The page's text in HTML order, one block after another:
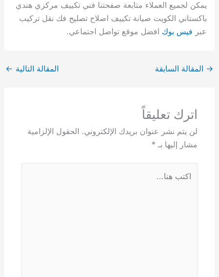
يمكن لجميع العملاء متابعة صفحتنا فني تكييف مركزي هندي
باكستاني الكويت صيانة تكييف اصلاح تصليح فك نقل تركيب
عبر فيس بوك افضل موقع تواصل اجتماعي.
→ المقالة السابقة المقالة التالية ←
اترك تعليقاً
لن يتم نشر عنوان بريدك الإلكتروني. الحقول الإلزامية
مشار إليها بـ *
هنا...